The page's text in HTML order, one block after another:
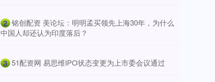
2 ​铭创配资 美论坛：明明孟买领先上海30年，为什么
中国人却还认为印度落后？
3 ​51配资网 易思维IPO状态变更为上市委会议通过